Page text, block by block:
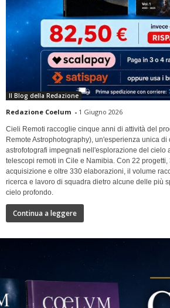
Il Blog della Redazione
Redazione Coelum - 1 Giugno 2026
Cieli Remoti raccoglie cinque anni di attività del
Remote Astrophotography), un'esperienza unica
astrofotografi impegnati nell'esplorazione del cielo
telescopi remoti in Cile e Namibia. Con 22 progetti,
acquisizione e oltre 330 elaborazioni, il volume
ricerca e lavoro di squadra dietro alcune delle più
cielo profondo.
Continua a leggere